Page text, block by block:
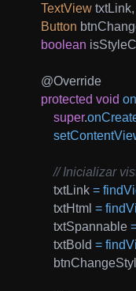
TextView txtLink,
Button
boolean
@Override
protected void
super.
// Inicializar
        txtLink
=
        txtHtml
=
        txtSpannable
        txtBold
=